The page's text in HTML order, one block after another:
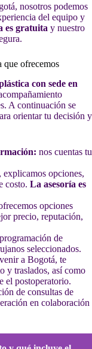
nosotros podemos
del equipo y
es gratuita y nuestro
que ofrecemos
con sede en
A continuación se
orientar tu decisión y
nos cuentas tu
opciones,
costo. La asesoría es
opciones
precio, reputación,
de
seleccionados.
a Bogotá, te
y traslados, así como
el postoperatorio.
de consultas de
en colaboración